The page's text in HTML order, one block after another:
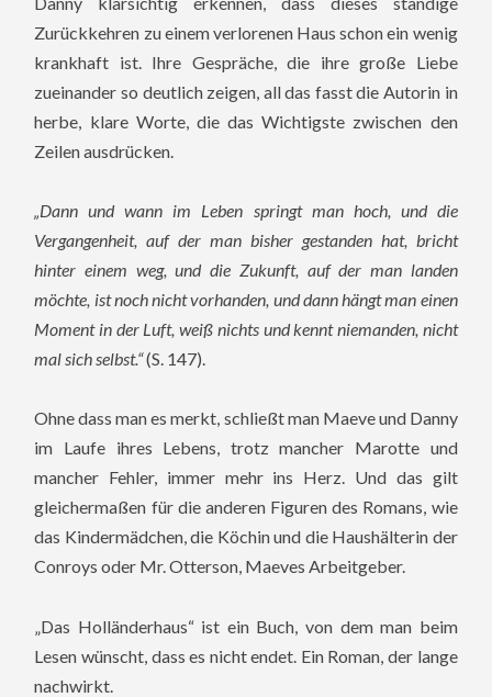
Zurückkehren zu einem verlorenen Haus schon ein wenig
krankhaft ist. Ihre Gespräche, die ihre große Liebe
zueinander so deutlich zeigen, all das fasst die Autorin in
herbe, klare Worte, die das Wichtigste zwischen den
Zeilen ausdrücken.
„Dann und wann im Leben springt man hoch, und die
Vergangenheit, auf der man bisher gestanden hat, bricht
hinter einem weg, und die Zukunft, auf der man landen
möchte, ist noch nicht vorhanden, und dann hängt man einen
Moment in der Luft, weiß nichts und kennt niemanden, nicht
mal sich selbst.“(S. 147).
Ohne dass man es merkt, schließt man Maeve und Danny
im Laufe ihres Lebens, trotz mancher Marotte und
mancher Fehler, immer mehr ins Herz. Und das gilt
gleichermaßen für die anderen Figuren des Romans, wie
das Kindermädchen, die Köchin und die Haushälterin der
Conroys oder Mr. Otterson, Maeves Arbeitgeber.
„Das Holländerhaus“ ist ein Buch, von dem man beim
Lesen wünscht, dass es nicht endet. Ein Roman, der lange
nachwirkt.